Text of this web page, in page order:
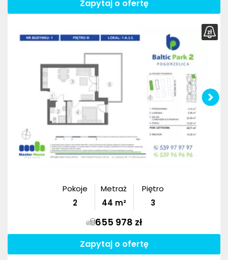
Zapytaj o ofertę
Pokoje
2
Metraż
44 m²
Piętro
3
655 978 zł
Zapytaj o ofertę